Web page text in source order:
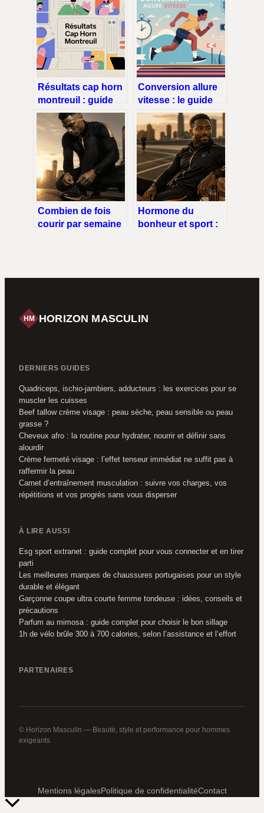
Résultats cap horn
montreuil : guide
pratique pour
comprendre vos
scores
Conversion allure
vitesse : le guide
simple pour passer
de l’un à l’autre
Combien de fois
courir par semaine
Hormone du
bonheur et sport :
naturel
HM HORIZON MASCULIN
DERNIERS GUIDES
Quadriceps, ischio-jambiers, adducteurs : les exercices pour se
muscler les cuisses
Beef tallow crème visage : peau sèche, peau sensible ou peau
grasse ?
Cheveux afro : la routine pour hydrater, nourrir et définir sans
alourdir
Crème fermeté visage : l’effet tenseur immédiat ne suffit pas à
raffermir la peau
Carnet d’entraînement musculation : suivre vos charges, vos
répétitions et vos progrès sans vous disperser
À LIRE AUSSI
Esg sport extranet : guide complet pour vous connecter et en tirer
parti
Les meilleures marques de chaussures portugaises pour un style
durable et élégant
Garçonne coupe ultra courte femme tondeuse : idées, conseils et
précautions
Parfum au mimosa : guide complet pour choisir le bon sillage
1h de vélo brûle 300 à 700 calories, selon l’assistance et l’effort
PARTENAIRES
© Horizon Masculin — Beauté, style et performance pour hommes
exigeants
Mentions légalesPolitique de confidentialitéContact